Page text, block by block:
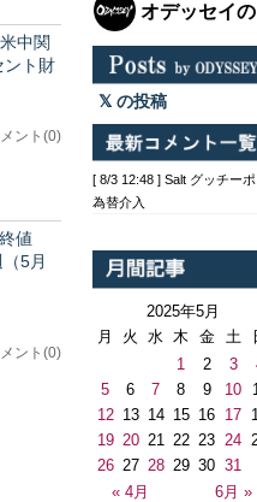
中関
ント(0)
終値
ント(0)
オデッセイ
の投稿
[ 8/3 12:48 ] Salt グッチー
為替介入
2025年5月
月
火 水 木 金 土
« 4月 6月 »
1 2 3
5
6 7 8 9 10
12 13 14 15 16 17
19 20 21 22 23 24
26 27 28 29 30 31